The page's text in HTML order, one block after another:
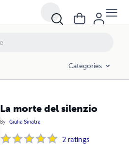
Categories
La morte del silenzio
By Giulia Sinatra
2 ratings